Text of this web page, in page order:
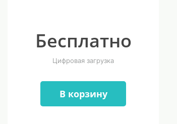
Бесплатно
Цифровая загрузка
В корзину